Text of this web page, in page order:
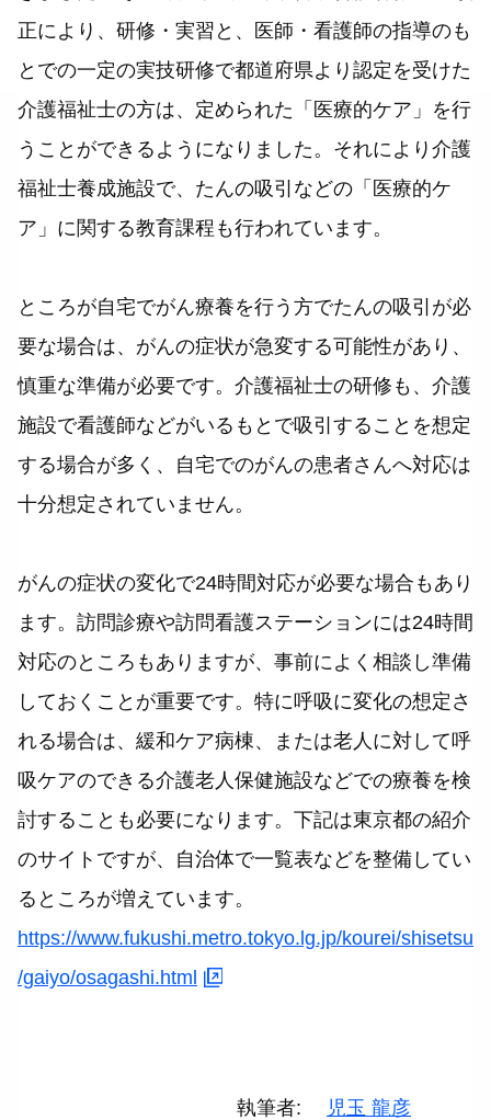
正により、研修・実習と、医師・看護師の指導のも
とでの一定の実技研修で都道府県より認定を受けた
介護福祉士の方は、定められた「医療的ケア」を行
うことができるようになりました。それにより介護
福祉士養成施設で、たんの吸引などの「医療的ケ
ア」に関する教育課程も行われています。
ところが自宅でがん療養を行う方でたんの吸引が必
要な場合は、がんの症状が急変する可能性があり、
慎重な準備が必要です。介護福祉士の研修も、介護
施設で看護師などがいるもとで吸引することを想定
する場合が多く、自宅でのがんの患者さんへ対応は
十分想定されていません。
がんの症状の変化で24時間対応が必要な場合もあり
ます。訪問診療や訪問看護ステーションには24時間
対応のところもありますが、事前によく相談し準備
しておくことが重要です。特に呼吸に変化の想定さ
れる場合は、緩和ケア病棟、または老人に対して呼
吸ケアのできる介護老人保健施設などでの療養を検
討することも必要になります。下記は東京都の紹介
のサイトですが、自治体で一覧表などを整備してい
るところが増えています。
https://www.fukushi.metro.tokyo.lg.jp/kourei/shisetsu
/gaiyo/osagashi.html
執筆者 児玉 龍彦